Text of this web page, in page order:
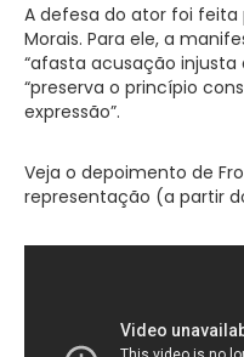
A defesa do ator foi feita
Morais. Para ele, a
“afasta acusação injusta
“preserva o princípio
expressão”.
Veja o depoimento de
representação (a partir